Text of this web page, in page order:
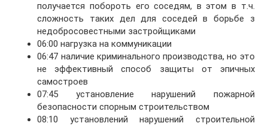
получается побороть его соседям, в этом в т.ч.
сложность таких дел для соседей в борьбе з
недобросовестными застройщиками
06:00 нагрузка на коммуникации
06:47 наличие криминального производства, но это
не эффективный способ защиты от эпичных
самостроев
07:45 установление нарушений пожарной
безопасности спорным строительством
08:10 установлений нарушений строительной